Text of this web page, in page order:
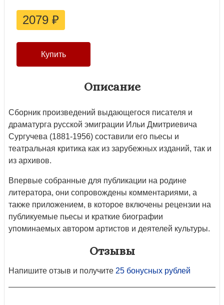
2079 ₽
Описание
Cборник произведений выдающегося писателя и
драматурга русской эмиграции Ильи Дмитриевича
Сургучева (1881-1956) составили его пьесы и
театральная критика как из зарубежных изданий, так и
из архивов.
Впервые собранные для публикации на родине
литератора, они сопровождены комментариями, а
также приложением, в которое включены рецензии на
публикуемые пьесы и краткие биографии
упоминаемых автором артистов и деятелей культуры.
Отзывы
Напишите отзыв и получите 25 бонусных рублей